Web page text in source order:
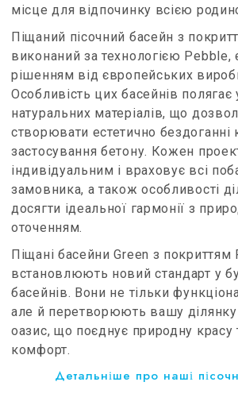
місце для відпочинку всією
Піщаний пісочний басейн з
виконаний за технологією Pebble,
рішенням від європейських
Особливість цих басейнів полягає
натуральних матеріалів, що
створювати естетично бездоганні
застосування бетону. Кожен
індивідуальним і враховує всі
замовника, а також особливості
досягти ідеальної гармонії з
оточенням.
Піщані басейни Green з покриттям
встановлюють новий стандарт у
басейнів. Вони не тільки
але й перетворюють вашу ділянку
оазис, що поєднує природну красу
комфорт.
Детальніше про наші